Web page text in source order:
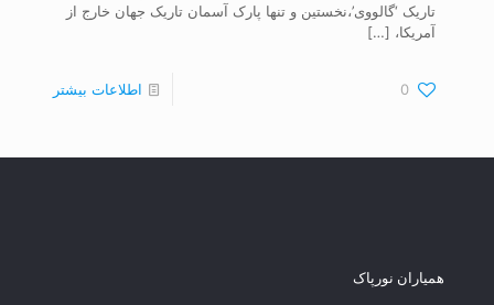
تاریک ‘گالووی’،نخستین و تنها پارک آسمان تاریک جهان خارج از
آمریکا، […]
0 اطلاعات بیشتر
همیاران نورپاک